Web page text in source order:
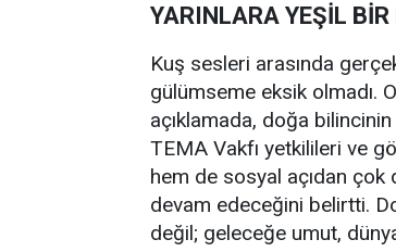
YARINLARA YEŞİL
Kuş sesleri arasında
gülümseme eksik olmadı.
açıklamada, doğa
TEMA Vakfı yetkilileri ve
hem de sosyal açıdan
devam edeceğini belirtti.
değil; geleceğe umut,